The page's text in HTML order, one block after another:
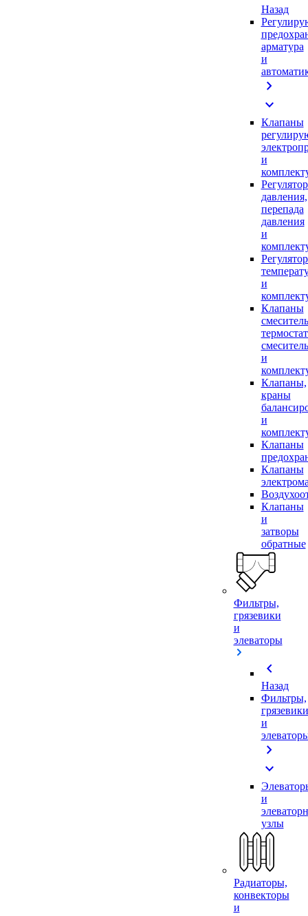
Назад
арматура
и
chevron_right
expand_more
Клапаны
и
давления,
перепада
давления
и
и
Клапаны
и
Клапаны,
краны
и
Клапаны
Клапаны
Клапаны
и
затворы
обратные
Фильтры,
грязевики
и
элеваторы
chevron_left
Назад
Фильтры,
грязевики
и
chevron_right
expand_more
и
узлы
Радиаторы,
конвекторы
и